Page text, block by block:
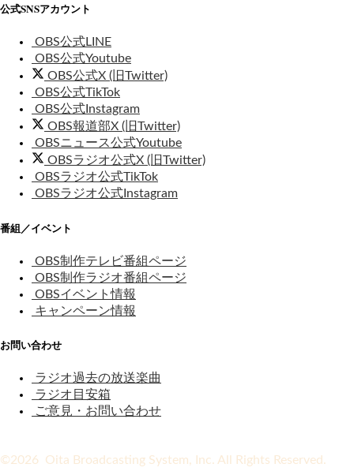
公式SNSアカウント
OBS公式LINE
OBS公式Youtube
OBS公式X (旧Twitter)
OBS公式TikTok
OBS公式Instagram
OBS報道部X (旧Twitter)
OBSニュース公式Youtube
OBSラジオ公式X (旧Twitter)
OBSラジオ公式TikTok
OBSラジオ公式Instagram
番組／イベント
OBS制作テレビ番組ページ
OBS制作ラジオ番組ページ
OBSイベント情報
キャンペーン情報
お問い合わせ
ラジオ過去の放送楽曲
ラジオ目安箱
ご意見・お問い合わせ
©2026 Oita Broadcasting System, Inc. All Rights Reserved.